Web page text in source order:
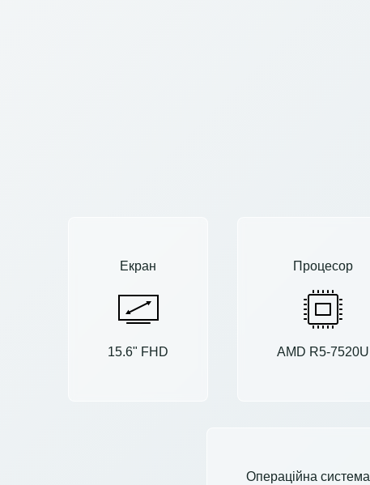
Екран
15.6" FHD
Процесор
AMD R5-7520U
Операційна система